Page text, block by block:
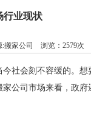
行业现状
:搬家公司 浏览：2579次
社会刻不容缓的。
公司市场来看，政